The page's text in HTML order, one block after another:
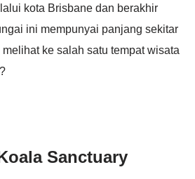
kota Brisbane dan berakhir
ini mempunyai panjang sekitar
ke salah satu tempat wisata
Sanctuary